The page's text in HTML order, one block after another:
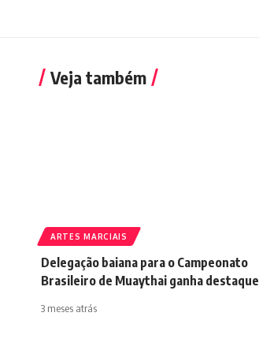
Veja também
ARTES MARCIAIS
Delegação baiana para o Campeonato
Brasileiro de Muaythai ganha destaque
3 meses atrás